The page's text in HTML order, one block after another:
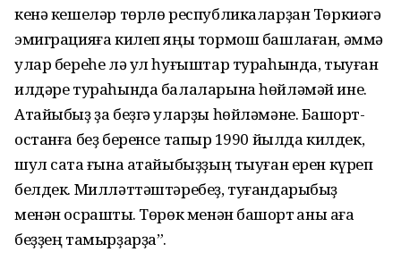
кенә кешеләр төрлө республикаларҙан Төркиәгә
эмиграцияға килеп яңы тормош башлаған, әммә
улар береһе лә ул һуғыштар тураһында, тыуған
илдәре тураһында балаларына һөйләмәй ине.
Атайыбыҙ ҙа беҙгә уларҙы һөйләмәне. Башҡорт­
останға беҙ беренсе тапҡыр 1990 йылда килдек,
шул саҡта ғына атайы­быҙҙың тыуған ерен күреп
белдек. Милләттәштәребеҙ, туғанда­рыбыҙ
менән осраштыҡ. Төрөк менән баш­ҡорт ҡаны аға
беҙҙең тамырҙарҙа”.